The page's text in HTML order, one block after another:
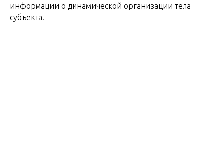
информации о динамической организации тела
субъекта.